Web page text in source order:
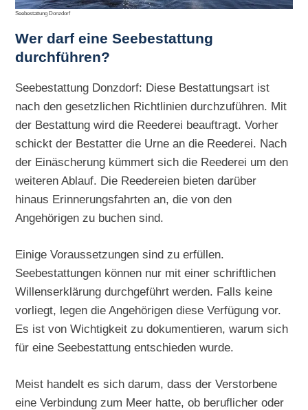
Seebestattung Donzdorf
Wer darf eine Seebestattung
durchführen?
Seebestattung Donzdorf: Diese Bestattungsart ist
nach den gesetzlichen Richtlinien durchzuführen. Mit
der Bestattung wird die Reederei beauftragt. Vorher
schickt der Bestatter die Urne an die Reederei. Nach
der Einäscherung kümmert sich die Reederei um den
weiteren Ablauf. Die Reedereien bieten darüber
hinaus Erinnerungsfahrten an, die von den
Angehörigen zu buchen sind.
Einige Voraussetzungen sind zu erfüllen.
Seebestattungen können nur mit einer schriftlichen
Willenserklärung durchgeführt werden. Falls keine
vorliegt, legen die Angehörigen diese Verfügung vor.
Es ist von Wichtigkeit zu dokumentieren, warum sich
für eine Seebestattung entschieden wurde.
Meist handelt es sich darum, dass der Verstorbene
eine Verbindung zum Meer hatte, ob beruflicher oder